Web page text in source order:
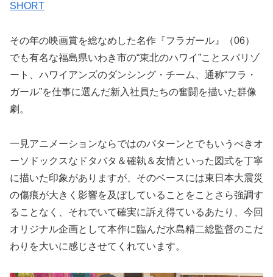
SHORT
その年の映画賞を総なめした名作『フラガール』（06）
でも有名な福島県いわき市の“東北のハワイ”ことスパリゾ
ート、ハワイアンズのダンシング・チーム、通称“フラ・
ガール”を仕事に選んだ新入社員たちの奮闘を描いた群像
劇。
一見アニメーションならではのパターンとでもいうべきオ
ーソドックスなドタバタ＆確執＆友情といった図式を丁寧
に描いた印象がありますが、そのベースには東日本大震災
の傷痕が大きく影響を及ぼしていることをことさら強調す
ることなく、それでいて確実に訴え得ているあたり、今回
オリジナル企画として本作に臨んだ水島精二総監督のこだ
わりを大いに感じさせてくれています。